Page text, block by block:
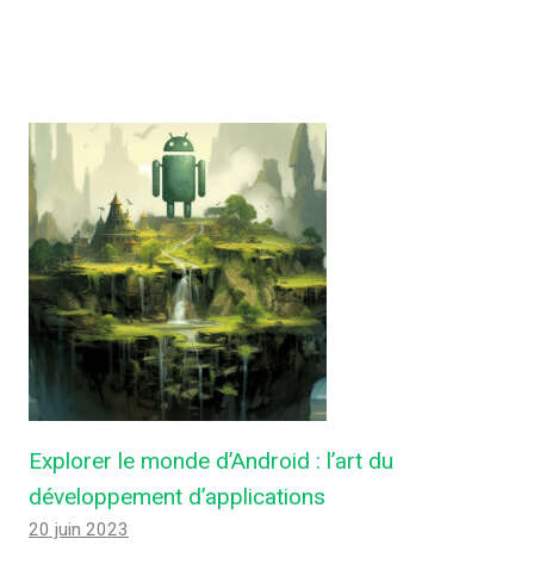
Explorer le monde d’Android : l’art du
développement d’applications
20 juin 2023